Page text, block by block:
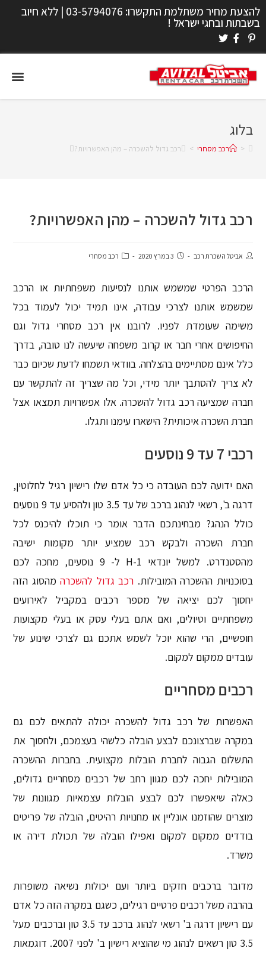
להצעת מחיר משתלמת התקשרו: 03-5794076 | ללא חיוב
בשבתות ובחגי ישראל !
בלוג
> רכב מסחרי > רכב גדול להשכרה – מהן האפשרויות?
רכב גדול להשכרה – מהן האפשרויות?
אביטל השכרת רכב 3 במרץ 2020 רכב מסחרי
הרכב הפרטי שמשמש אותנו לנסיעות משפחתיות או הרכב
שמשמש אותנו לצרכי עבודה, אינו תמיד יכול לעמוד בכל
משימה שעומדת לפניו. לרובנו אין רכב מסחרי גדול וגם
החיפושים אחרי חבר או קרוב משפחה שיעשה לנו טובה, בדרך
כלל אינם מסתיימים בהצלחה. בוודאי תשמחו לדעת שכיום כבר
לא צריך להסתבך יותר מידי, וכל מה שצריך זה להתקשר עם
חברה שמציעה רכב גדול להשכרה. אלו אפשרויות תמצאו אצל
חברת השכרה איכותית? הישארו עימנו ותגלו.
רכבי 7 עד 9 נוסעים
האם ידועה לכם העובדה כי כל אדם שלו רישיון רגיל לחלוטין,
דרגה ב', רשאי לנהוג ברכב של עד 3.5 טון ולהסיע עד 9 נוסעים
כולל הנהג? מבחינתכם הדבר אומר כי תוכלו להיכנס לכל
חברת השכרה ולבקש רכב שמציע יותר מקומות ישיבה
מהסטנדרט. למשל יונדאי H-1 ל- 9 נוסעים, מחכה לכם
בסוכנויות ההשכרה המובילות. רכב גדול להשכרהמהסוג הזה
יחסוך לכם יציאה של מספר רכבים במקביל לאירועים
משפחתיים וטיולים, ואם אתם בעלי עסק או בעלי מקצועות
חופשיים, הרי שהוא יוכל לשמש אתכם גם לצרכי שינוע של
עובדים ממקום למקום.
רכבים מסחריים
האפשרות של רכב גדול להשכרה יכולה להתאים לכם גם
במקרה שברצונכם לבצע הובלה כלשהי בעצמכם, ולחסוך את
התשלום הגבוה לחברת הובלות מקצועית. בחברות ההשכרה
המובילות יחכה לכם מגוון רחב של רכבים מסחריים גדולים,
כאלה שיאפשרו לכם לבצע הובלות עצמאיות מגוונות של
מוצרים שהוזמנו אונליין או מחנויות רהיטים, הובלה של פריטים
בודדים ממקום למקום ואפילו הובלה של תכולת דירה או
משרד.
מדובר ברכבים חזקים ביותר ועם יכולות נשיאה משופרות
בהרבה משל רכבים פרטיים רגילים, כשגם במקרה הזה כל אדם
עם רישיון דרגה ב' רשאי לנהוג ברכב עד 3.5 טון וברכבים מעל
3.5 טון רשאים לנהוג מי שהוציא רישיון ב' לפני 2007. דוגמאות